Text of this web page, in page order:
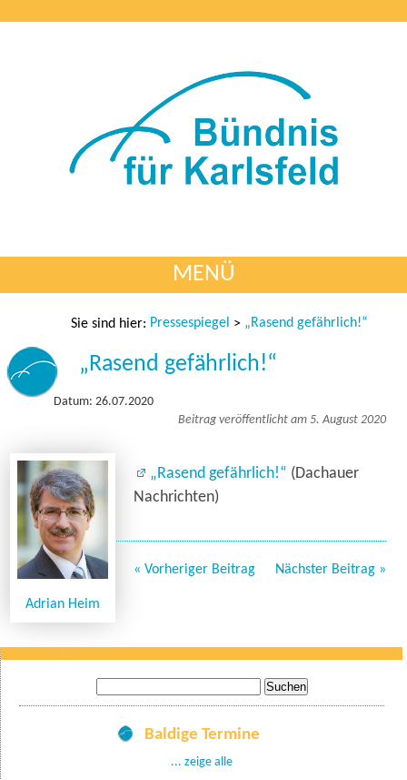
MENÜ
Sie sind hier: Pressespiegel > „Rasend gefährlich!“
„Rasend gefährlich!“
Datum: 26.07.2020
Beitrag veröffentlicht am 5. August 2020
Adrian Heim
„Rasend gefährlich!“ (Dachauer
Nachrichten)
« Vorheriger Beitrag Nächster Beitrag »
nach:
Baldige Termine
... zeige alle